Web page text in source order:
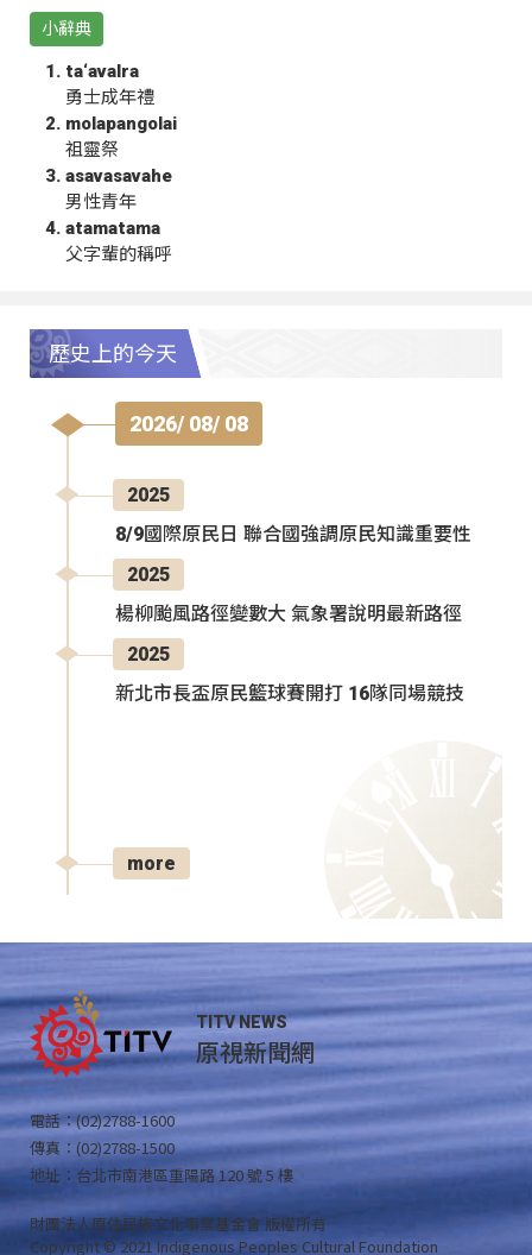
小辭典
ta‘avalra
勇士成年禮
molapangolai
祖靈祭
asavasavahe
男性青年
atamatama
父字輩的稱呼
歷史上的今天
2026/ 08/ 08
2025
8/9國際原民日 聯合國強調原民知識重要性
2025
楊柳颱風路徑變數大 氣象署說明最新路徑
2025
新北市長盃原民籃球賽開打 16隊同場競技
more
TITV NEWS
原視新聞網
電話：(02)2788-1600
傳真：(02)2788-1500
地址：台北市南港區重陽路 120 號 5 樓
財團法人原住民族文化事業基金會 版權所有
Copyright © 2021 Indigenous Peoples Cultural Foundation